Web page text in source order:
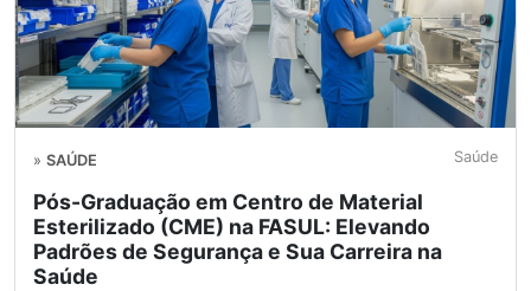
» SAÚDE Saúde
Pós-Graduação em Centro de Material
Esterilizado (CME) na FASUL: Elevando
Padrões de Segurança e Sua Carreira na
Saúde